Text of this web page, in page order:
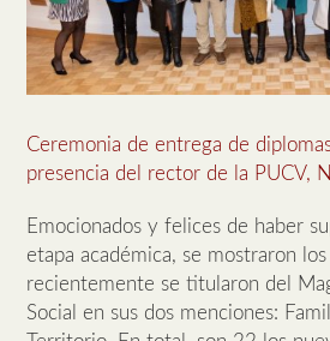
Ceremonia de entrega de
presencia del rector de la PUCV,
Emocionados y felices de haber
etapa académica, se mostraron
recientemente se titularon del
Social en sus dos menciones: